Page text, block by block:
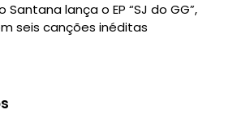
Santana lança o EP “SJ do GG”,
seis canções inéditas